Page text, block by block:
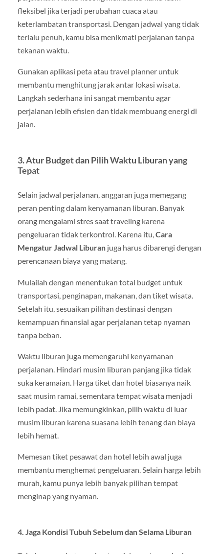
fleksibel jika terjadi perubahan cuaca atau
keterlambatan transportasi. Dengan jadwal yang tidak
terlalu penuh, kamu bisa menikmati perjalanan tanpa
tekanan waktu.
Gunakan aplikasi peta atau travel planner untuk
membantu menghitung jarak antar lokasi wisata.
Langkah sederhana ini sangat membantu agar
perjalanan lebih efisien dan tidak membuang energi di
jalan.
3. Atur Budget dan Pilih Waktu Liburan yang
Tepat
Selain jadwal perjalanan, anggaran juga memegang
peran penting dalam kenyamanan liburan. Banyak
orang mengalami stres saat traveling karena
pengeluaran tidak terkontrol. Karena itu,Cara
Mengatur Jadwal Liburanjuga harus dibarengi dengan
perencanaan biaya yang matang.
Mulailah dengan menentukan total budget untuk
transportasi, penginapan, makanan, dan tiket wisata.
Setelah itu, sesuaikan pilihan destinasi dengan
kemampuan finansial agar perjalanan tetap nyaman
tanpa beban.
Waktu liburan juga memengaruhi kenyamanan
perjalanan. Hindari musim liburan panjang jika tidak
suka keramaian. Harga tiket dan hotel biasanya naik
saat musim ramai, sementara tempat wisata menjadi
lebih padat. Jika memungkinkan, pilih waktu di luar
musim liburan karena suasana lebih tenang dan biaya
lebih hemat.
Memesan tiket pesawat dan hotel lebih awal juga
membantu menghemat pengeluaran. Selain harga lebih
murah, kamu punya lebih banyak pilihan tempat
menginap yang nyaman.
4. Jaga Kondisi Tubuh Sebelum dan Selama Liburan